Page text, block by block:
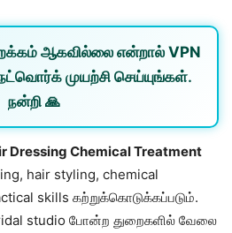
ஆகவில்லை என்றால் VPN
முயற்சி செய்யுங்கள்.
நன்றி 🙏
Dressing Chemical Treatment
hair styling, chemical
skills கற்றுக்கொடுக்கப்படும்.
studio போன்ற துறைகளில் வேலை